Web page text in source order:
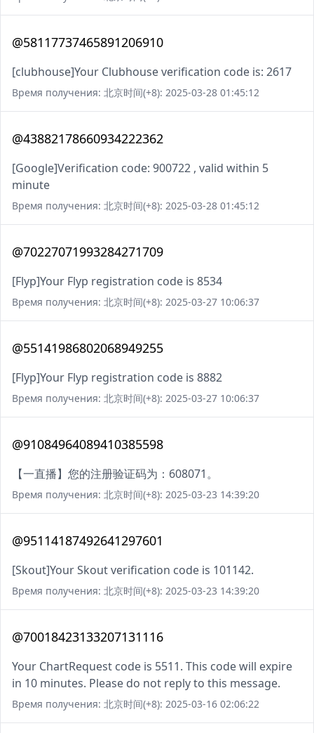
@58117737465891206910
[clubhouse]Your Clubhouse verification code is: 2617
Время получения: 北京时间(+8): 2025-03-28 01:45:12
@43882178660934222362
[Google]Verification code: 900722 , valid within 5
minute
Время получения: 北京时间(+8): 2025-03-28 01:45:12
@70227071993284271709
[Flyp]Your Flyp registration code is 8534
Время получения: 北京时间(+8): 2025-03-27 10:06:37
@55141986802068949255
[Flyp]Your Flyp registration code is 8882
Время получения: 北京时间(+8): 2025-03-27 10:06:37
@91084964089410385598
【一直播】您的注册验证码为：608071。
Время получения: 北京时间(+8): 2025-03-23 14:39:20
@95114187492641297601
[Skout]Your Skout verification code is 101142.
Время получения: 北京时间(+8): 2025-03-23 14:39:20
@70018423133207131116
Your ChartRequest code is 5511. This code will expire
in 10 minutes. Please do not reply to this message.
Время получения: 北京时间(+8): 2025-03-16 02:06:22